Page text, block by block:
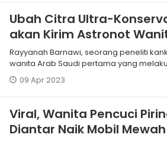
Ubah Citra Ultra-
akan Kirim Astronot
Angkasa
Rayyanah Barnawi, seorang peneliti
wanita Arab Saudi pertama yang
angkasa.
09 Apr 2023
Viral, Wanita Pencuci
Diantar Naik Mobil